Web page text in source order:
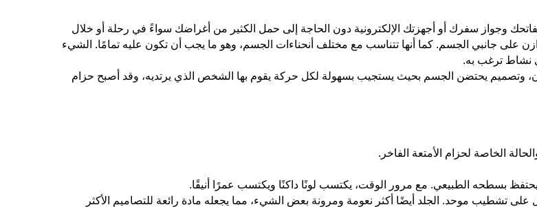
وجواز سفرك أو أجهزتك الإلكترونية دون الحاجة إلى حمل الكثير من أغراضك سواءً في رحلة أو خلال
على جانبي الجسم. كما أنها تتناسب مع مختلف أنحناءات الجسم، وهو ما يجب أن تكون عليه تمامًا. الشيء
نشاط ترغب به.
وتصميم يحتضن الجسم بحيث يستجيب بسهولة لكل حركة يقوم بها الشخص الذي يرتديه، وقد أصبح حزام
الخاصة لحزام الأمتعة الفاخر.
يحتفظ بسطحه الطبيعي. مع مرور الوقت، يكتسب لونًا داكنًا ويكتسب عمرًا أنيقًا.
على تشطيب موحد. الجلد أيضًا أكثر نعومة ومرونة بعض الشيء، مما يجعله مادة رائعة للتصاميم الأكثر